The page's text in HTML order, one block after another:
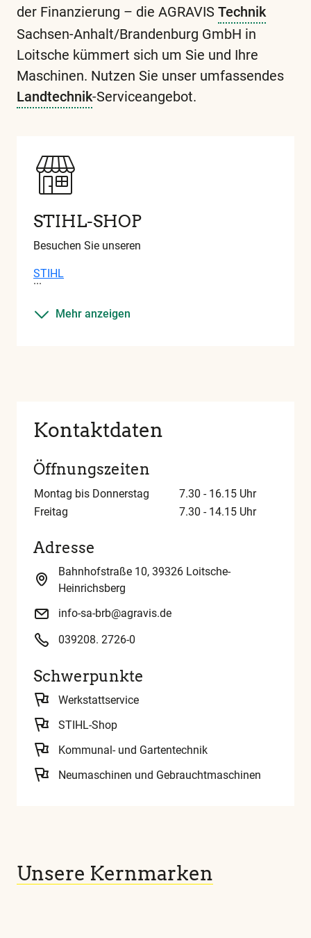
der Finanzierung – die AGRAVIS Technik
Sachsen-Anhalt/Brandenburg GmbH in
Loitsche kümmert sich um Sie und Ihre
Maschinen. Nutzen Sie unser umfassendes
Landtechnik-Serviceangebot.
STIHL-SHOP
Besuchen Sie unseren
STIHL
Mehr anzeigen
Kontaktdaten
Öffnungszeiten
Montag bis Donnerstag
7.30 - 16.15 Uhr
Freitag
7.30 - 14.15 Uhr
Adresse
Bahnhofstraße 10, 39326 Loitsche-
Heinrichsberg
info-sa-brb@agravis.de
039208. 2726-0
Schwerpunkte
Werkstattservice
STIHL-Shop
Kommunal- und Gartentechnik
Neumaschinen und Gebrauchtmaschinen
Unsere Kernmarken